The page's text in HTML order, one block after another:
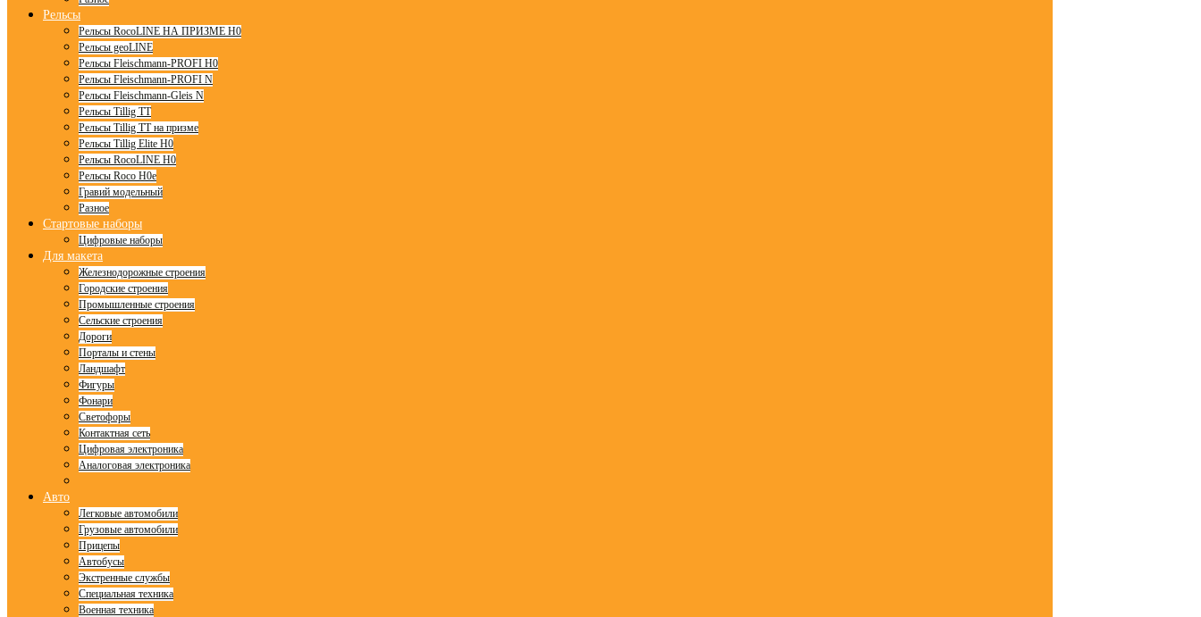
Рельсы
Рельсы RocoLINE НА ПРИЗМЕ H0
Рельсы geoLINE
Рельсы Fleischmann-PROFI H0
Рельсы Fleischmann-PROFI N
Рельсы Fleischmann-Gleis N
Рельсы Tillig TT
Рельсы Tillig TT на призме
Рельсы Tillig Elite H0
Рельсы RocoLINE H0
Рельсы Roco H0e
Гравий модельный
Разное
Стартовые наборы
Цифровые наборы
Для макета
Железнодорожные строения
Городские строения
Промышленные строения
Сельские строения
Дороги
Порталы и стены
Ландшафт
Фигуры
Фонари
Светофоры
Контактная сеть
Цифровая электроника
Аналоговая электроника
Авто
Легковые автомобили
Грузовые автомобили
Прицепы
Автобусы
Экстренные службы
Специальная техника
Военная техника